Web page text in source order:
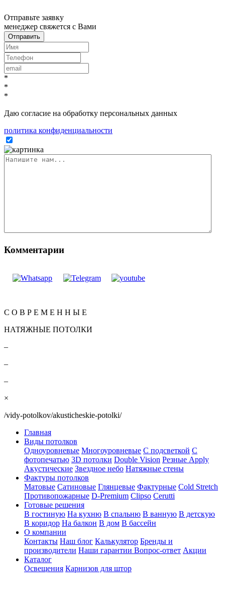
Отправьте заявку
менеджер свяжется с Вами
*
*
*
Даю согласие на обработку персональных данных
политика конфиденциальности
Комментарии
С О В Р Е М Е Н Н Ы Е
НАТЯЖНЫЕ ПОТОЛКИ
–
–
–
×
/vidy-potolkov/akusticheskie-potolki/
Главная
Виды потолков
Одноуровневые Многоуровневые С подсветкой С
фотопечатью 3D потолки Double Vision Резные Apply
Акустические Звездное небо Натяжные стены
Фактуры потолков
Матовые Сатиновые Глянцевые Фактурные Cold Stretch
Противопожарные D-Premium Clipso Cerutti
Готовые решения
В гостиную На кухню В спальню В ванную В детскую
В коридор На балкон В дом В бассейн
О компании
Контакты Наш блог Калькулятор Бренды и
производители Наши гарантии Вопрос-ответ Акции
Каталог
Освещения Карнизов для штор